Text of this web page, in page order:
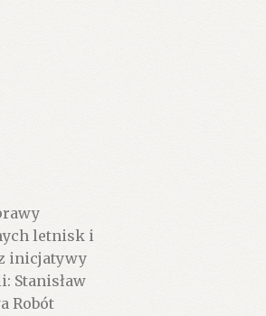
letnisk i
inicjatywy
Stanisław
Robót